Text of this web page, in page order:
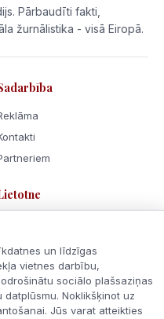
Pārbaudīti fakti,
žurnālistika - visā Eiropā.
un līdzīgas
vietnes darbību,
sociālo plašsaziņas
Noklikšķinot uz
Jūs varat atteikties